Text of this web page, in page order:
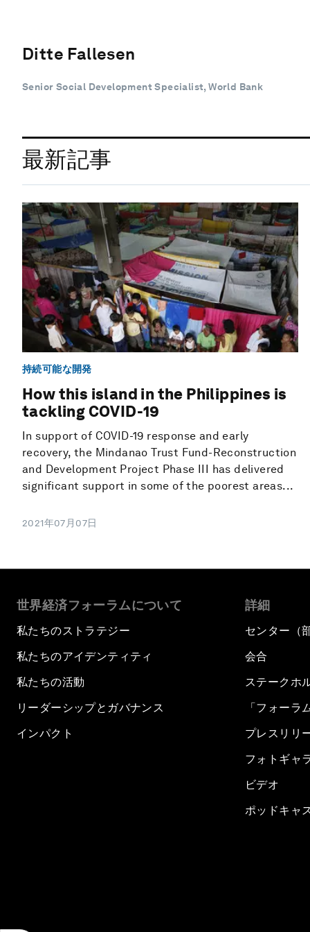
Ditte Fallesen
Senior Social Development Specialist, World Bank
最新記事
持続可能な開発
How this island in the Philippines is
tackling COVID-19
In support of COVID-19 response and early
recovery, the Mindanao Trust Fund-Reconstruction
and Development Project Phase III has delivered
significant support in some of the poorest areas...
2021年07月07日
世界経済フォーラムについて
私たちのストラテジー
私たちのアイデンティティ
私たちの活動
リーダーシップとガバナンス
インパクト
詳細
センター（
会合
ステークホ
「フォーラ
プレスリリ
フォトギャ
ビデオ
ポッドキャ